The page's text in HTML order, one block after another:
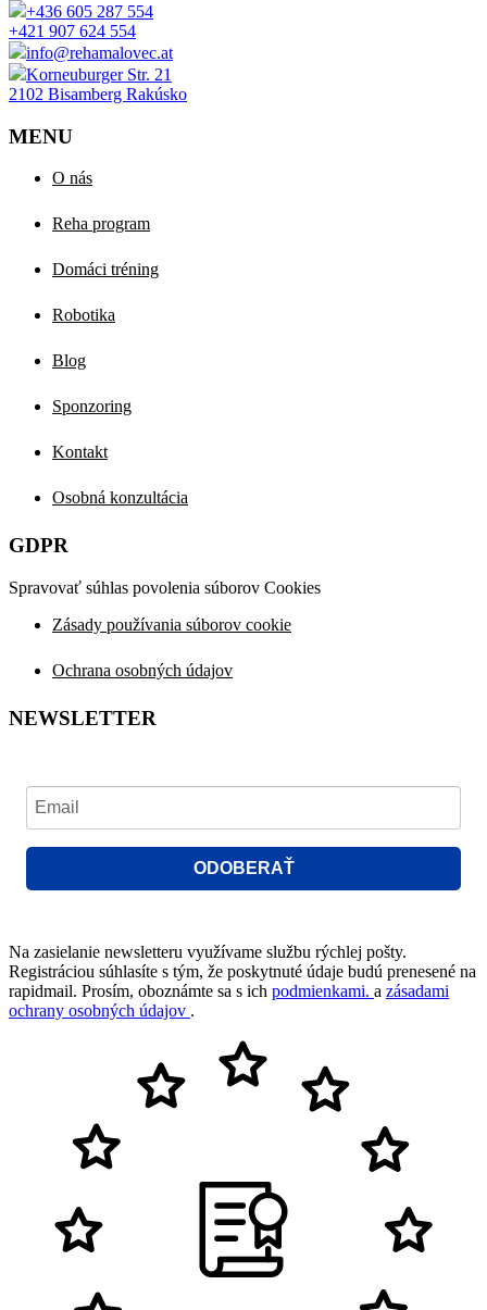
+436 605 287 554
+421 907 624 554
info@rehamalovec.at
Korneuburger Str. 21
2102 Bisamberg Rakúsko
MENU
O nás
Reha program
Domáci tréning
Robotika
Blog
Sponzoring
Kontakt
Osobná konzultácia
GDPR
Spravovať súhlas povolenia súborov Cookies
Zásady používania súborov cookie
Ochrana osobných údajov
NEWSLETTER
ODOBERAŤ
Na zasielanie newsletteru využívame službu rýchlej pošty.
Registráciou súhlasíte s tým, že poskytnuté údaje budú prenesené na
rapidmail. Prosím, oboznámte sa s ich podmienkami. a zásadami
ochrany osobných údajov .